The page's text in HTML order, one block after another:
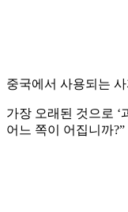
중국에서 사용되는
가장 오래된 것으로
어느 쪽이 어집니까